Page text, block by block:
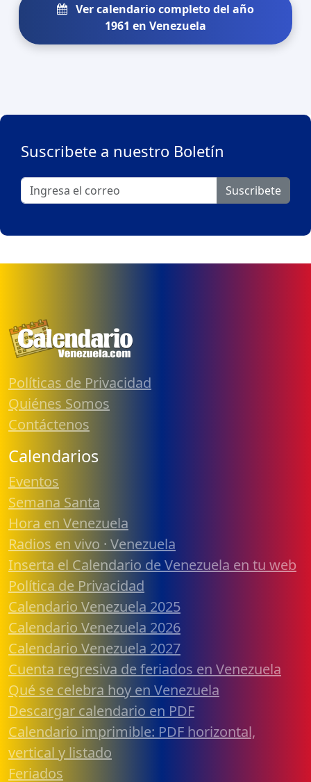
Ver calendario completo del año
1961 en Venezuela
Suscribete a nuestro Boletín
Suscribete
Políticas de Privacidad
Quiénes Somos
Contáctenos
Calendarios
Eventos
Semana Santa
Hora en Venezuela
Radios en vivo · Venezuela
Inserta el Calendario de Venezuela en tu web
Política de Privacidad
Calendario Venezuela 2025
Calendario Venezuela 2026
Calendario Venezuela 2027
Cuenta regresiva de feriados en Venezuela
Qué se celebra hoy en Venezuela
Descargar calendario en PDF
Calendario imprimible: PDF horizontal,
vertical y listado
Feriados